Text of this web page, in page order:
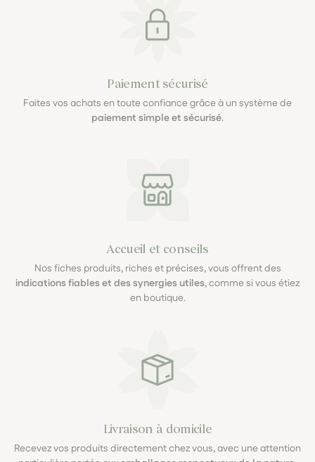
Paiement sécurisé
Faites vos achats en toute confiance grâce à un système de
paiement simple et sécurisé.
Accueil et conseils
Nos fiches produits, riches et précises, vous offrent des
indications fiables et des synergies utiles, comme si vous étiez
en boutique.
Livraison à domicile
Recevez vos produits directement chez vous, avec une attention